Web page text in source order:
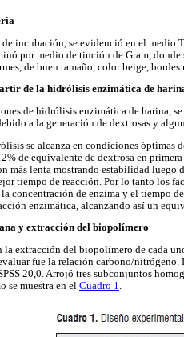
incubación, se evidenció en el medio
por medio de tinción de Gram,
de buen tamaño, color beige, bordes
de la hidrólisis enzimática de
de hidrólisis enzimática de harina,
a la generación de dextrosas y
se alcanza en condiciones óptimas
de equivalente de dextrosa en
más lenta mostrando estabilidad luego
tiempo de reacción. Por lo tanto los
concentración de enzima y el tiempo
enzimática, alcanzando así un
y extracción del biopolímero
la extracción del biopolímero de cada
fue la relación carbono/
20,0. Arrojó tres subconjuntos
se muestra en el Cuadro 1